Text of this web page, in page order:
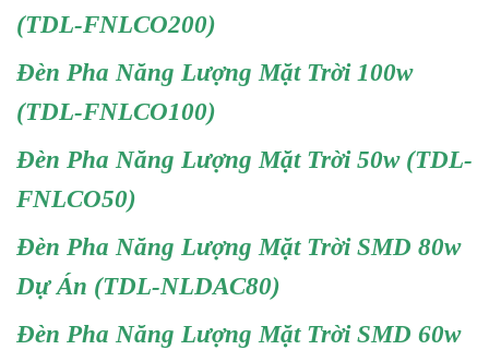
(TDL-FNLCO200)
Đèn Pha Năng Lượng Mặt Trời 100w
(TDL-FNLCO100)
Đèn Pha Năng Lượng Mặt Trời 50w (TDL-
FNLCO50)
Đèn Pha Năng Lượng Mặt Trời SMD 80w
Dự Án (TDL-NLDAC80)
Đèn Pha Năng Lượng Mặt Trời SMD 60w